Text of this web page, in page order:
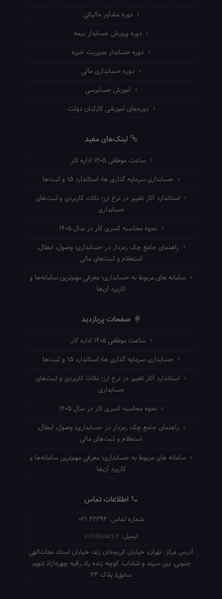
دوره مشاور مالیاتی
دوره پرورش حسابدار بیمه
دوره حسابدار مدیریت خبره
دوره حسابداری مالی
آموزش حسابرسی
دوره‌های آموزشی کارکنان دولت
لینک‌های مفید
ساعت موظفی ۱۴۰۵ اداره کار
حسابداری سرمایه گذاری ها؛ استاندارد ۱۵ و ثبت‌ها
استاندارد آثار تغییر در نرخ ارز؛ نکات کاربردی و ثبت‌های
حسابداری
نحوه محاسبه کسری کار در سال ۱۴۰۵
راهنمای جامع چک رمزدار در حسابداری؛ وصول، ابطال،
استعلام و ثبت‌های مالی
سامانه های مربوط به حسابداری؛ معرفی مهم‌ترین سامانه‌ها و
کاربرد آن‌ها
صفحات پربازدید
ساعت موظفی ۱۴۰۵ اداره کار
حسابداری سرمایه گذاری ها؛ استاندارد ۱۵ و ثبت‌ها
استاندارد آثار تغییر در نرخ ارز؛ نکات کاربردی و ثبت‌های
حسابداری
نحوه محاسبه کسری کار در سال ۱۴۰۵
راهنمای جامع چک رمزدار در حسابداری؛ وصول، ابطال،
استعلام و ثبت‌های مالی
سامانه های مربوط به حسابداری؛ معرفی مهم‌ترین سامانه‌ها و
کاربرد آن‌ها
اطلاعات تماس
شماره تماس: 021 42294
ایمیل: info@pact.ir
آدرس مرکز: تهران، خیابان کریم‌خان زند، خیابان استاد نجات‌الهی
جنوبی، بین سپند و شاداب، کوچه زنده یاد رقیه چهره‌آزاد (نوید
سابق)، پلاک 23